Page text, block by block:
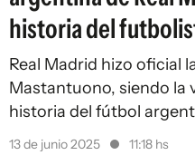
historia del
Real Madrid hizo oficial
Mastantuono, siendo la
historia del fútbol
13 de junio 2025 11:18 hs